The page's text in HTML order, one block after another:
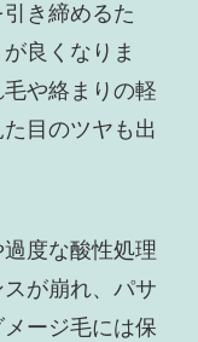
き締めるた
良くなりま
や絡まりの軽
目のツヤも出
度な酸性処理
が崩れ、パサ
ージ毛には保